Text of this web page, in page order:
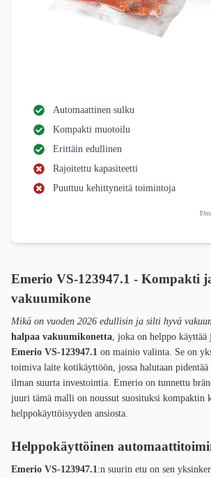
Automaattinen sulku
Kompakti muotoilu
Erittäin edullinen
Rajoitettu kapasiteetti
Puuttuu kehittyneitä toimintoja
Emerio VS-123947.1 - Kompakti
vakuumikone
Mikä on vuoden 2026 edullisin ja silti hyvä
halpaa vakuumikonetta , joka on helppo käyttää
Emerio VS-123947.1 on mainio valinta. Se on
toimiva laite kotikäyttöön, jossa halutaan
ilman suurta investointia. Emerio on tunnettu
juuri tämä malli on noussut suosituksi kompaktin
helppokäyttöisyyden ansiosta.
Helppokäyttöinen
Emerio VS-123947.1 :n suurin etu on sen